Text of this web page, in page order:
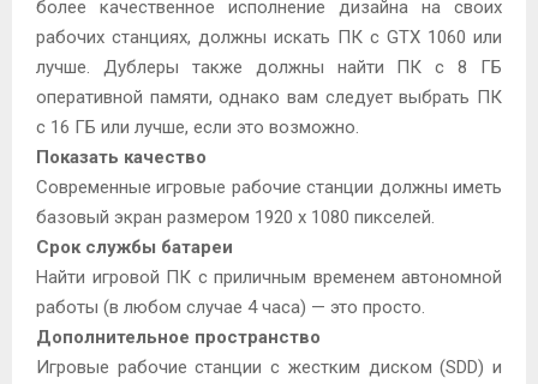
более качественное исполнение дизайна на своих
рабочих станциях, должны искать ПК с GTX 1060 или
лучше. Дублеры также должны найти ПК с 8 ГБ
оперативной памяти, однако вам следует выбрать ПК
с 16 ГБ или лучше, если это возможно.
Показать качество
Современные игровые рабочие станции должны иметь
базовый экран размером 1920 x 1080 пикселей.
Срок службы батареи
Найти игровой ПК с приличным временем автономной
работы (в любом случае 4 часа) — это просто.
Дополнительное пространство
Игровые рабочие станции с жестким диском (SDD) и